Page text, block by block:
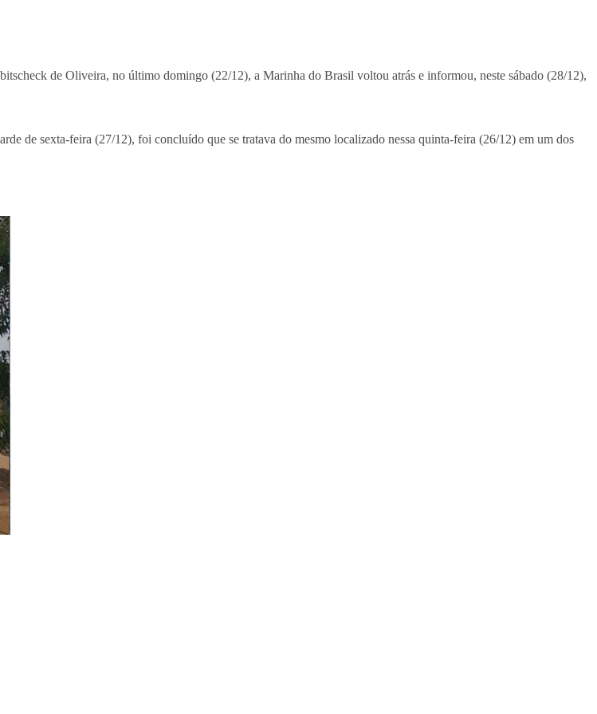
de Oliveira, no último domingo (22/12), a Marinha do Brasil voltou atrás e informou, neste sábado (28/12),
de sexta-feira (27/12), foi concluído que se tratava do mesmo localizado nessa quinta-feira (26/12) em um dos